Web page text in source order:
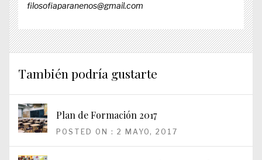
filosofiaparanenos@gmail.com
También podría gustarte
Plan de Formación 2017
POSTED ON : 2 MAYO, 2017